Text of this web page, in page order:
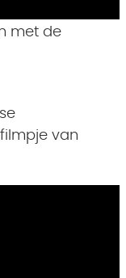
met de
van